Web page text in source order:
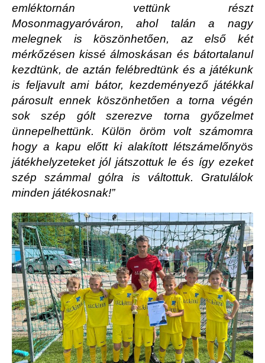
emléktornán vettünk részt
Mosonmagyaróváron, ahol talán a nagy
melegnek is köszönhetően, az első két
mérkőzésen kissé álmoskásan és bátortalanul
kezdtünk, de aztán felébredtünk és a játékunk
is feljavult ami bátor, kezdeményező játékkal
párosult ennek köszönhetően a torna végén
sok szép gólt szerezve torna győzelmet
ünnepelhettünk. Külön öröm volt számomra
hogy a kapu előtt ki alakított létszámelőnyös
játékhelyzeteket jól játszottuk le és így ezeket
szép számmal gólra is váltottuk. Gratulálok
minden játékosnak!”